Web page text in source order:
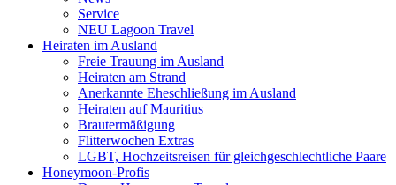
Service
NEU Lagoon Travel
Heiraten im Ausland
Freie Trauung im Ausland
Heiraten am Strand
Anerkannte Eheschließung im Ausland
Heiraten auf Mauritius
Brautermäßigung
Flitterwochen Extras
LGBT, Hochzeitsreisen für gleichgeschlechtliche Paare
Honeymoon-Profis